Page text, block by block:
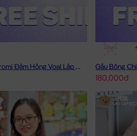
Gấu Bông Kuromi Đầm Hồng Voal Lấp Lánh Gấu Bông
180,000đ